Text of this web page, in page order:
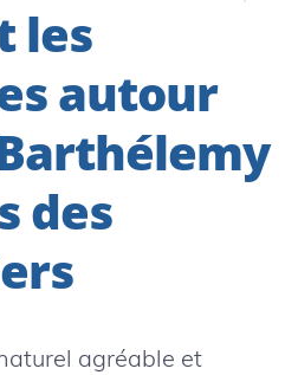
les
autour
des
agréable et